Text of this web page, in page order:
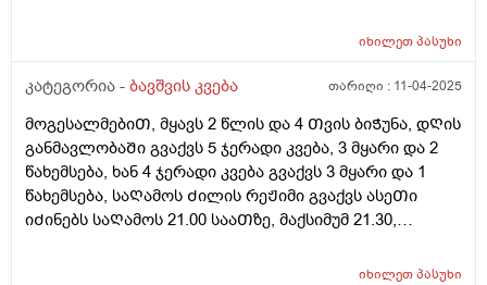
იხილეთპასუხი
კატეგორია - ბავშვის კვება თარიღი : 11-04-2025
მოგესალმებიᲗ, მყავს 2 წლის და 4 Თვის ბიᲭუნა, დᲦის
განმავლობაᲨი გვაქვს 5 ჯერადი კვება, 3 მყარი და 2
წახემსება, ხან 4 ჯერადი კვება გვაქვს 3 მყარი და 1
წახემსება, საᲦამოს Ძილის რეᲟიმი გვაქვს ასეᲗი
იᲫინებს საᲦამოს 21.00 სააᲗზე, მაქსიმუმ 21.30,
დილიᲗ იᲦვიᲫებს ხან 07.00 ხან 08.00, მაინტერესებს
იხილეთპასუხი